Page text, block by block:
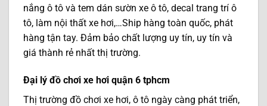
nắng ô tô và tem dán sườn xe ô tô, decal trang trí ô
tô, làm nội thất xe hơi,…Ship hàng toàn quốc, phát
hàng tận tay. Đảm bảo chất lượng uy tín, uy tín và
giá thành rẻ nhất thị trường.
Đại lý đồ chơi xe hơi quận 6 tphcm
Thị trường đồ chơi xe hơi, ô tô ngày càng phát triển,